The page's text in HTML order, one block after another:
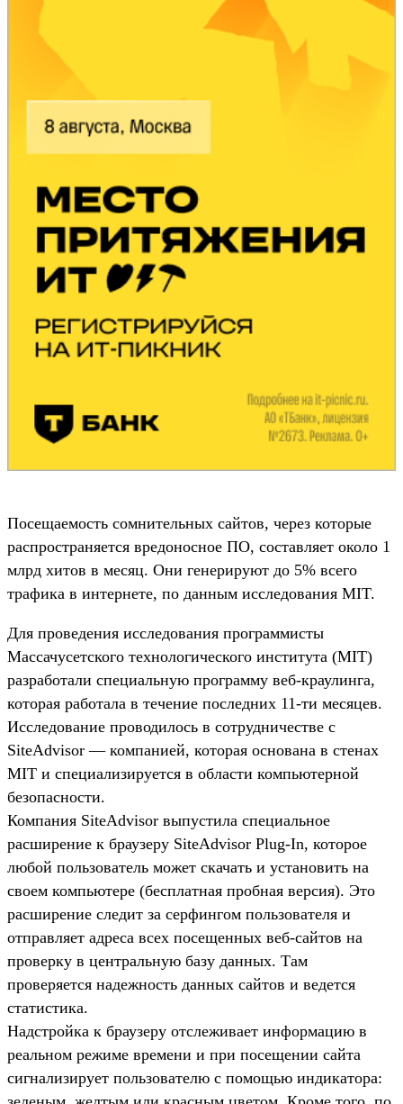
Посещаемость сомнительных сайтов, через которые
распространяется вредоносное ПО, составляет около 1
млрд хитов в месяц. Они генерируют до 5% всего
трафика в интернете, по данным исследования MIT.
Для проведения исследования программисты
Массачусетского технологического института (MIT)
разработали специальную программу веб-краулинга,
которая работала в течение последних 11-ти месяцев.
Исследование проводилось в сотрудничестве с
SiteAdvisor — компанией, которая основана в стенах
MIT и специализируется в области компьютерной
безопасности.
Компания SiteAdvisor выпустила специальное
расширение к браузеру SiteAdvisor Plug-In, которое
любой пользователь может скачать и установить на
своем компьютере (бесплатная пробная версия). Это
расширение следит за серфингом пользователя и
отправляет адреса всех посещенных веб-сайтов на
проверку в центральную базу данных. Там
проверяется надежность данных сайтов и ведется
статистика.
Надстройка к браузеру отслеживает информацию в
реальном режиме времени и при посещении сайта
сигнализирует пользователю с помощью индикатора: